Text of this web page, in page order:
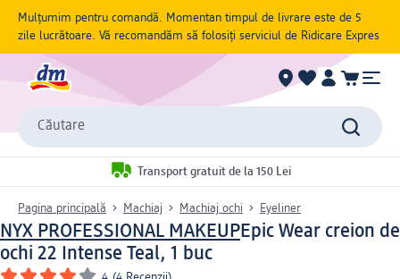
Mulțumim pentru comandă. Momentan timpul de livrare este de 5
zile lucrătoare. Vă recomandăm să folosiți serviciul de Ridicare Expres
Căutare
Transport gratuit de la 150 Lei
Pagina principală Machiaj Machiaj ochi Eyeliner
NYX PROFESSIONAL MAKEUPEpic Wear creion de
ochi 22 Intense Teal, 1 buc